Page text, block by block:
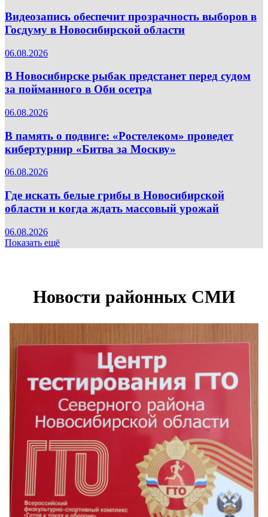
Видеозапись обеспечит прозрачность выборов в
Госдуму в Новосибирской области
06.08.2026
В Новосибирске рыбак предстанет перед судом
за пойманного в Оби осетра
06.08.2026
В память о подвиге: «Ростелеком» проведет
кибертурнир «Битва за Москву»
06.08.2026
Где искать белые грибы в Новосибирской
области и когда ждать массовый урожай
06.08.2026
Показать ещё